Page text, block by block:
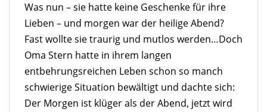
Was nun – sie hatte keine Geschenke für ihre
Lieben – und morgen war der heilige Abend?
Fast wollte sie traurig und mutlos werden…Doch
Oma Stern hatte in ihrem langen
entbehrungsreichen Leben schon so manch
schwierige Situation bewältigt und dachte sich:
Der Morgen ist klüger als der Abend, jetzt wird